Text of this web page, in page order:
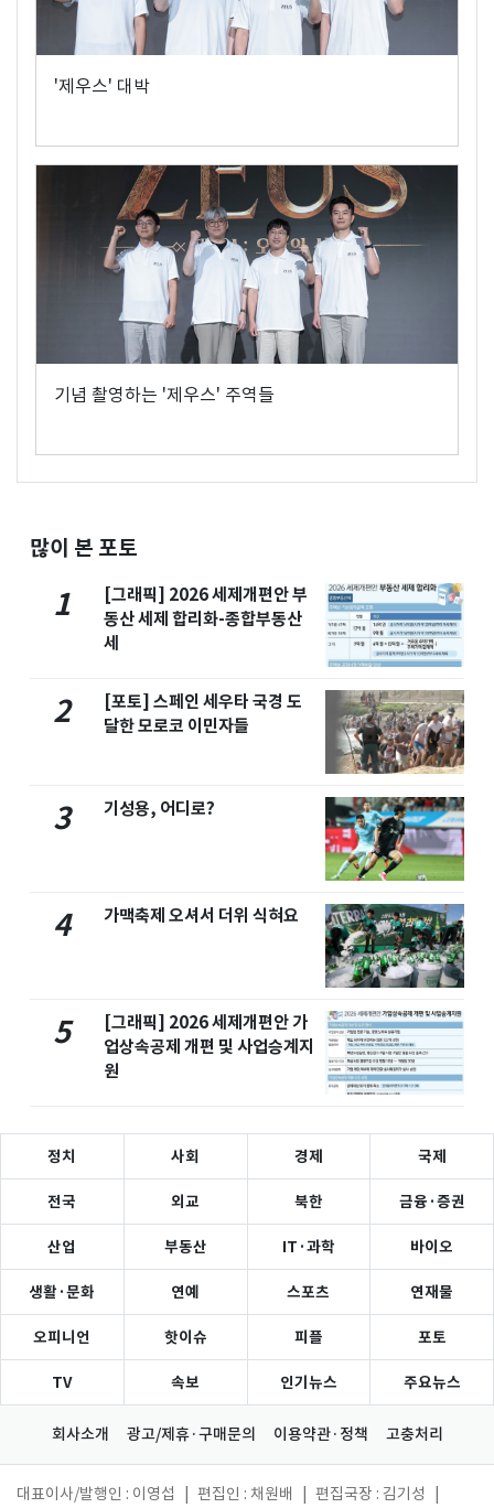
'제우스' 대박
기념 촬영하는 '제우스' 주역들
많이 본 포토
1
[그래픽] 2026 세제개편안 부
동산 세제 합리화-종합부동산
세
2
[포토] 스페인 세우타 국경 도
달한 모로코 이민자들
3 기성용, 어디로?
4 가맥축제 오셔서 더위 식혀요
5
[그래픽] 2026 세제개편안 가
업상속공제 개편 및 사업승계지
원
정치 사회 경제 국제
전국 외교 북한 금융·증권
산업 부동산 IT·과학 바이오
생활·문화 연예 스포츠 연재물
오피니언 핫이슈 피플 포토
TV 속보 인기뉴스 주요뉴스
회사소개 광고/제휴·구매문의 이용약관·정책 고충처리
대표이사/발행인 : 이영섭 편집인 : 채원배 편집국장 : 김기성